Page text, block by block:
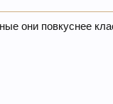
они повкуснее